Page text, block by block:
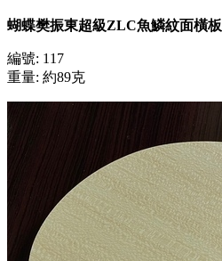
蝴蝶樊振東超級ZLC魚鱗紋面橫板
編號: 117
重量: 約89克